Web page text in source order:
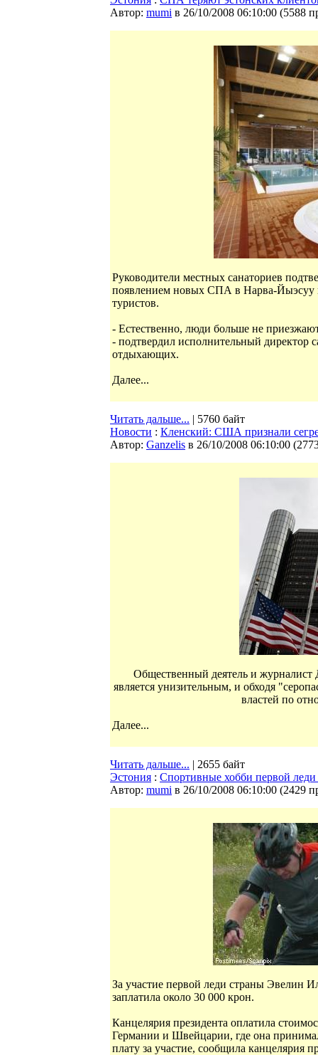
Автор: mumi в 26/10/2008 06:10:00 (5588
Руководители местных санаториев
появлением новых СПА в Нарва-Йыэсуу
туристов.
- Естественно, люди больше не
- подтвердил исполнительный директор
отдыхающих.
Далее...
Читать дальше... | 5760 байт
Новости : Кленский: CША признали
Автор: Ganzelis в 26/10/2008 06:10:00 (
Общественный деятель и
является унизительным, и обходя
властей по
Далее...
Читать дальше... | 2655 байт
Эстония : Спортивные хобби первой леди
Автор: mumi в 26/10/2008 06:10:00 (2429
За участие первой леди страны Эвелин
заплатила около 30 000 крон.
Канцелярия президента оплатила
Германии и Швейцарии, где она
плату за участие, сообщила канцелярия